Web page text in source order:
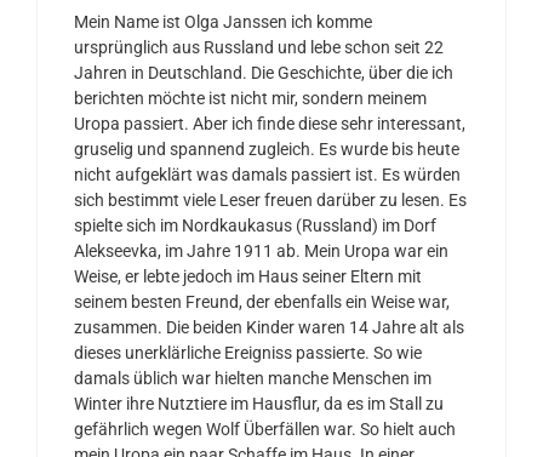
Mein Name ist Olga Janssen ich komme
ursprünglich aus Russland und lebe schon seit 22
Jahren in Deutschland. Die Geschichte, über die ich
berichten möchte ist nicht mir, sondern meinem
Uropa passiert. Aber ich finde diese sehr interessant,
gruselig und spannend zugleich. Es wurde bis heute
nicht aufgeklärt was damals passiert ist. Es würden
sich bestimmt viele Leser freuen darüber zu lesen. Es
spielte sich im Nordkaukasus (Russland) im Dorf
Alekseevka, im Jahre 1911 ab. Mein Uropa war ein
Weise, er lebte jedoch im Haus seiner Eltern mit
seinem besten Freund, der ebenfalls ein Weise war,
zusammen. Die beiden Kinder waren 14 Jahre alt als
dieses unerklärliche Ereigniss passierte. So wie
damals üblich war hielten manche Menschen im
Winter ihre Nutztiere im Hausflur, da es im Stall zu
gefährlich wegen Wolf Überfällen war. So hielt auch